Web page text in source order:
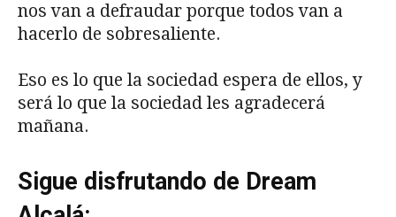
nos van a defraudar porque todos van a
hacerlo de sobresaliente.
Eso es lo que la sociedad espera de ellos, y
será lo que la sociedad les agradecerá
mañana.
Sigue disfrutando de Dream